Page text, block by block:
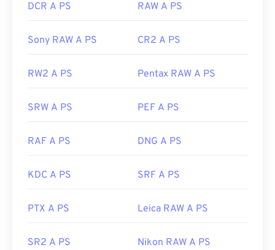
DCR A PS RAW A PS
Sony RAW A PS CR2 A PS
RW2 A PS Pentax RAW A PS
SRW A PS PEF A PS
RAF A PS DNG A PS
KDC A PS SRF A PS
PTX A PS Leica RAW A PS
SR2 A PS Nikon RAW A PS